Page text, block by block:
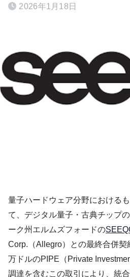
2026年1月18日
量子ハードウェア分野における
て、デジタル量子・古典チップ
ーク州エルムズフォードの
Corp.（Allegro）との最終合併
万ドルのPIPE（Private
調達を含むこの取引により、統